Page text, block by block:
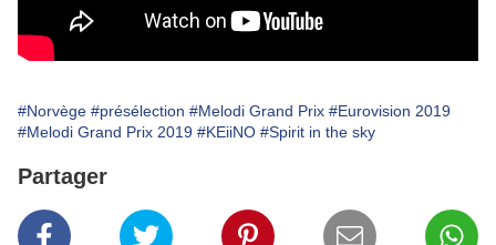
#Norvège #présélection #Melodi Grand Prix #Eurovision 2019
#Melodi Grand Prix 2019 #KEiiNO #Spirit in the sky
Partager